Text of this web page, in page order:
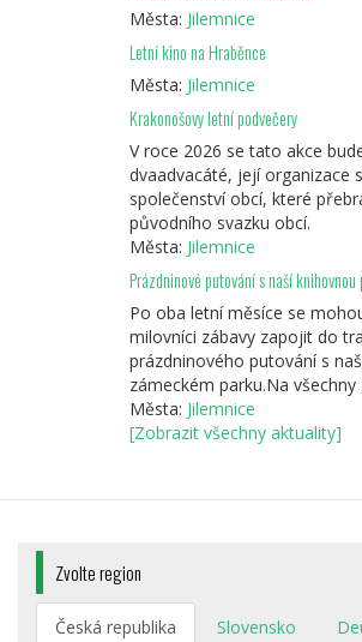
Města: Jilemnice
Letní kino na Hraběnce
Města: Jilemnice
Krakonošovy letní podvečery
V roce 2026 se tato akce
dvaadvacáté, její organizace
společenství obcí, které
původního svazku obcí.
Města: Jilemnice
Prázdninové putování s naší
Po oba letní měsíce se
milovníci zábavy zapojit do
prázdninového putování s
zámeckém parku.Na všechny
Města: Jilemnice
[Zobrazit všechny aktuality]
Zvolte region
Česká republika Slovensko